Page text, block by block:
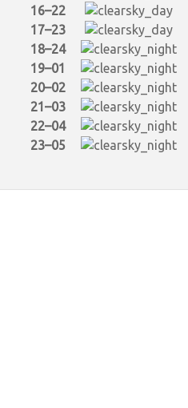
16–22
17–23
18–24
19–01
20–02
21–03
22–04
23–05